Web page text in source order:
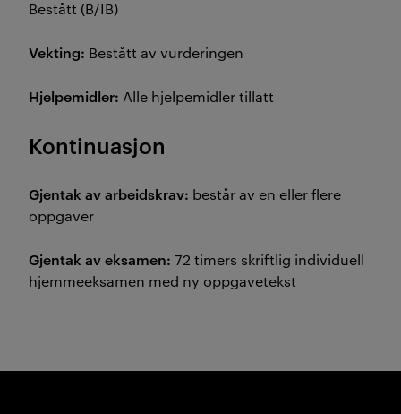
Bestått (B/IB)
Vekting: Bestått av vurderingen
Hjelpemidler: Alle hjelpemidler tillatt
Kontinuasjon
Gjentak av arbeidskrav: består av en eller flere
oppgaver
Gjentak av eksamen: 72 timers skriftlig individuell
hjemmeeksamen med ny oppgavetekst